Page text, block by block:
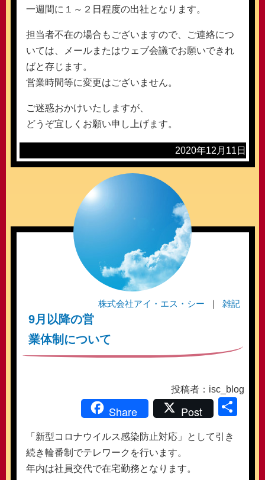
一週間に１～２日程度の出社となります。
担当者不在の場合もございますので、ご連絡につ
いては、メールまたはウェブ会議でお願いできれ
ばと存じます。
営業時間等に変更はございません。
ご迷惑おかけいたしますが、
どうぞ宜しくお願い申し上げます。
2020年12月11日
株式会社アイ・エス・シー 雑記
9月以降の営
業体制について
投稿者：isc_blog
Share Post
「新型コロナウイルス感染防止対応」として引き
続き輪番制でテレワークを行います。
年内は社員交代で在宅勤務となります。